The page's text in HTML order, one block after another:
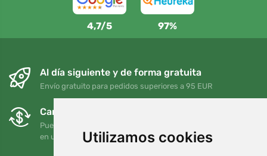
Utilizamos cookies
4,7/5 97%
Al día siguiente y de forma gratuita
Envío gratuito para pedidos superiores a 95 EUR
Cambios y devoluciones gratuitos
Puede devolver o cambiar su pedido en cualquier momento
en un plazo de 90 días